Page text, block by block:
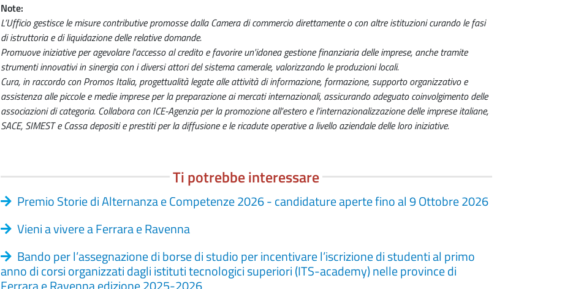
Note
L’Ufficio gestisce le misure contributive promosse dalla Camera di commercio direttamente o con altre istituzioni curando le fasi
di istruttoria e di liquidazione delle relative domande.
Promuove iniziative per agevolare l'accesso al credito e favorire un'idonea gestione finanziaria delle imprese, anche tramite
strumenti innovativi in sinergia con i diversi attori del sistema camerale, valorizzando le produzioni locali.
Cura, in raccordo con Promos Italia, progettualità legate alle attività di informazione, formazione, supporto organizzativo e
assistenza alle piccole e medie imprese per la preparazione ai mercati internazionali, assicurando adeguato coinvolgimento delle
associazioni di categoria. Collabora con ICE-Agenzia per la promozione all’estero e l’internazionalizzazione delle imprese italiane,
SACE, SIMEST e Cassa depositi e prestiti per la diffusione e le ricadute operative a livello aziendale delle loro iniziative.
Ti potrebbe interessare
Premio Storie di Alternanza e Competenze 2026 - candidature aperte fino al 9 Ottobre 2026
Vieni a vivere a Ferrara e Ravenna
Bando per l’assegnazione di borse di studio per incentivare l’iscrizione di studenti al primo
anno di corsi organizzati dagli istituti tecnologici superiori (ITS-academy) nelle province di